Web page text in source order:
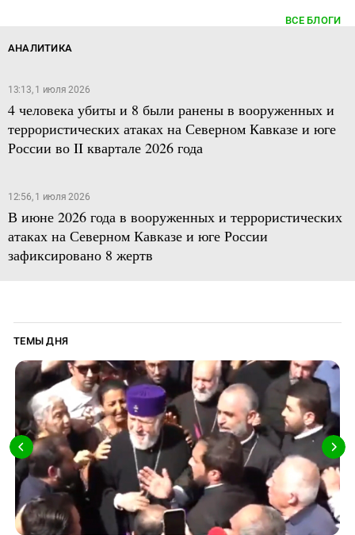
ВСЕ БЛОГИ
АНАЛИТИКА
13:13, 1 июля 2026
4 человека убиты и 8 были ранены в вооруженных и
террористических атаках на Северном Кавказе и юге
России во II квартале 2026 года
12:56, 1 июля 2026
В июне 2026 года в вооруженных и террористических
атаках на Северном Кавказе и юге России
зафиксировано 8 жертв
ТЕМЫ ДНЯ